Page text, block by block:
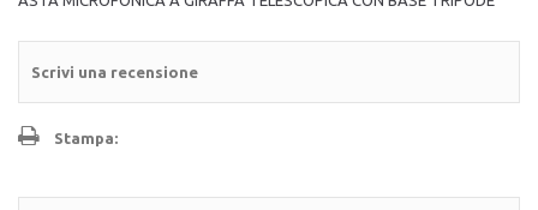
Scrivi una recensione
Stampa: